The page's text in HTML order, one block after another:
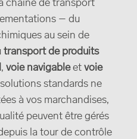
chaîne de transport
– du
au sein de
transport de produits
, voie navigableet voie
standards ne
à vos marchandises,
peuvent être gérés
la tour de contrôle